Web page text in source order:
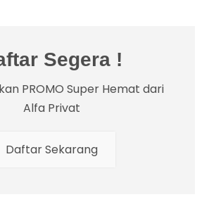
Segera !
PROMO Super Hemat dari
Alfa Privat
Daftar Sekarang